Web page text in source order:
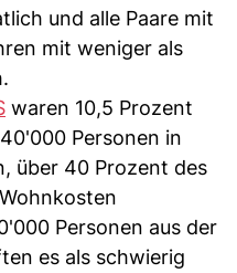
und alle Paare mit
mit weniger als
waren 10,5 Prozent
Personen in
über 40 Prozent des
Personen aus der
es als schwierig